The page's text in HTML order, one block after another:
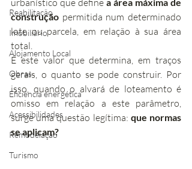
Reabilitação
Imobiliário
Alojamento Local
Obras
Eficiência energética
Acessibilidades
Remodelação
Turismo
urbanístico que define
construção permitida num determinado
lote ou parcela, em relação à sua área
total.
É este valor que determina, em traços
gerais, o quanto se pode construir. Por
isso, quando o alvará de loteamento é
omisso em relação a este parâmetro,
surge uma questão legítima: que normas
se aplicam?